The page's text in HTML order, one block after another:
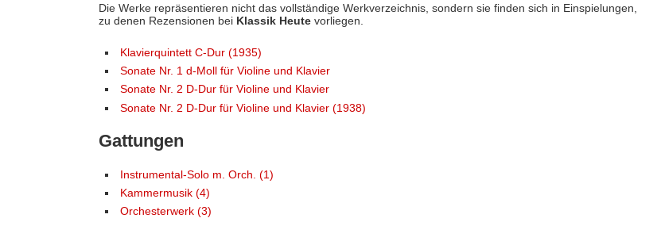
Die Werke repräsentieren nicht das vollständige Werkverzeichnis, sondern sie finden sich in Einspielungen,
zu denen Rezensionen bei Klassik Heutevorliegen.
Klavierquintett C-Dur (1935)
Sonate Nr. 1 d-Moll für Violine und Klavier
Sonate Nr. 2 D-Dur für Violine und Klavier
Sonate Nr. 2 D-Dur für Violine und Klavier (1938)
Gattungen
Instrumental-Solo m. Orch. (1)
Kammermusik (4)
Orchesterwerk (3)